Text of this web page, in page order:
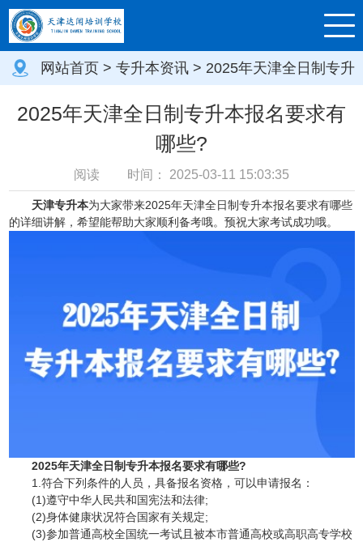
网站首页 > 专升本资讯 > 2025年天津全日制专升
本报名要求有哪些?
2025年天津全日制专升本报名要求有
哪些?
阅读 时间： 2025-03-11 15:03:35
天津专升本为大家带来2025年天津全日制专升本报名要求有哪些
的详细讲解，希望能帮助大家顺利备考哦。预祝大家考试成功哦。
2025年天津全日制专升本报名要求有哪些?
1.符合下列条件的人员，具备报名资格，可以申请报名：
(1)遵守中华人民共和国宪法和法律;
(2)身体健康状况符合国家有关规定;
(3)参加普通高校全国统一考试且被本市普通高校或高职高专学校